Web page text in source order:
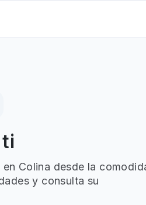
Colina desde la
y consulta su